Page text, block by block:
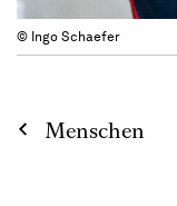
© Ingo Schaefer
Menschen